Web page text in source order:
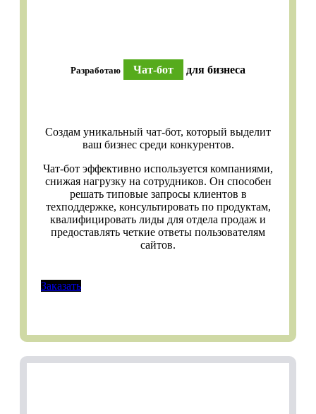
Разработаю Чат-бот для бизнеса
Создам уникальный чат-бот, который выделит
ваш бизнес среди конкурентов.
Чат-бот эффективно используется компаниями,
снижая нагрузку на сотрудников. Он способен
решать типовые запросы клиентов в
техподдержке, консультировать по продуктам,
квалифицировать лиды для отдела продаж и
предоставлять четкие ответы пользователям
сайтов.
Заказать